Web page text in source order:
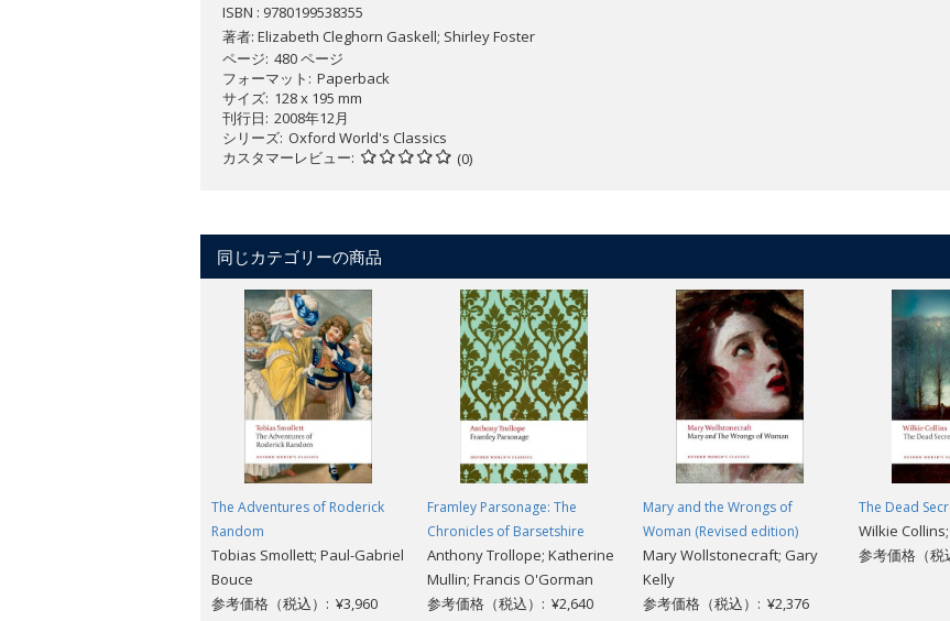
ISBN : 9780199538355
著者: Elizabeth Cleghorn Gaskell; Shirley Foster
ページ 480 ページ
フォーマット
Paperback
サイズ 128 x 195 mm
刊行日 2008年12月
シリーズ Oxford World's Classics
カスタマーレビュー
(0)
同じカテゴリーの商品
The Adventures of Roderick
Random
Tobias Smollett; Paul-Gabriel
Bouce
参考価格（税込）: ¥3,960
Framley Parsonage: The
Chronicles of Barsetshire
Anthony Trollope; Katherine
Mullin; Francis O'Gorman
参考価格（税込）: ¥2,640
Mary and the Wrongs of
Woman (Revised edition)
Mary Wollstonecraft; Gary
Kelly
参考価格（税込）: ¥2,376
The Dead
Wilkie
参考価格（税